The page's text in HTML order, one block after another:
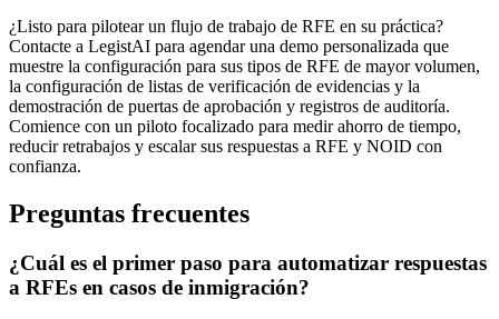
¿Listo para pilotear un flujo de trabajo de RFE en su práctica?
Contacte a LegistAI para agendar una demo personalizada que
muestre la configuración para sus tipos de RFE de mayor volumen,
la configuración de listas de verificación de evidencias y la
demostración de puertas de aprobación y registros de auditoría.
Comience con un piloto focalizado para medir ahorro de tiempo,
reducir retrabajos y escalar sus respuestas a RFE y NOID con
confianza.
Preguntas frecuentes
¿Cuál es el primer paso para automatizar respuestas
a RFEs en casos de inmigración?